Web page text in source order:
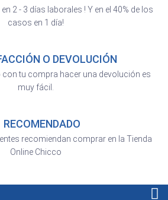
2 - 3 días laborales ! Y en el 40% de los
casos en 1 día!
O DEVOLUCIÓN
tu compra hacer una devolución es
muy fácil.
RECOMENDADO
recomiendan comprar en la Tienda
Online Chicco